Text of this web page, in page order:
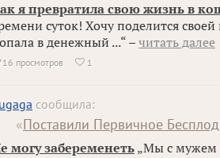
я превратила свою жизнь в
суток! Хочу поделится своей
в денежный ...“ –читать далее
просмотров  1
сообщила:
«Поставили Первичное
могу забеременеть „Мы с мужем